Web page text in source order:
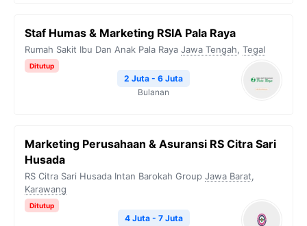
Staf Humas & Marketing RSIA Pala Raya
Rumah Sakit Ibu Dan Anak Pala Raya Jawa Tengah, Tegal
Ditutup
2 Juta - 6 Juta
Bulanan
Marketing Perusahaan & Asuransi RS Citra Sari
Husada
RS Citra Sari Husada Intan Barokah Group Jawa Barat,
Karawang
Ditutup
4 Juta - 7 Juta